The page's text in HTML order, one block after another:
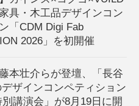
具・木工品デザインコン
「CDM Digi Fab
2026」を初開催
本壮介らが登壇、「長谷
ザインコンペティション
講演会」が8月19日に開